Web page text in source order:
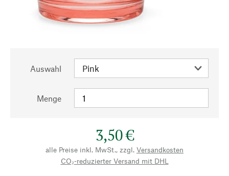
Auswahl
Menge
3,50 €
alle Preise inkl. MwSt., zzgl. Versandkosten
CO₂-reduzierter Versand mit DHL